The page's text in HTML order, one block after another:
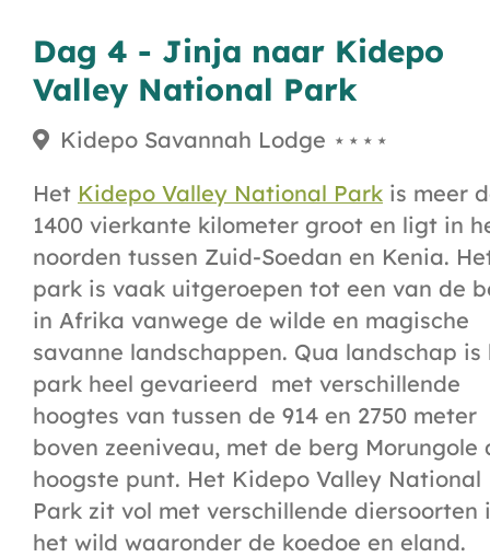
Dag 4 - Jinja naar Kidepo
Valley National Park
Kidepo Savannah Lodge ⋆⋆⋆⋆
Het Kidepo Valley National Park is meer
1400 vierkante kilometer groot en ligt in
noorden tussen Zuid-Soedan en Kenia.
park is vaak uitgeroepen tot een van de
in Afrika vanwege de wilde en magische
savanne landschappen. Qua landschap is
park heel gevarieerd met verschillende
hoogtes van tussen de 914 en 2750 meter
boven zeeniveau, met de berg Morungole
hoogste punt. Het Kidepo Valley National
Park zit vol met verschillende diersoorten
het wild waaronder de koedoe en eland.